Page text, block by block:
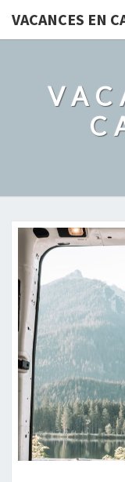
VACANCES EN